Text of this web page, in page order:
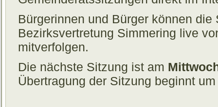
Bürgerinnen und Bürger können die
Bezirksvertretung Simmering live
mitverfolgen.
Die nächste Sitzung ist am
Übertragung der Sitzung beginnt